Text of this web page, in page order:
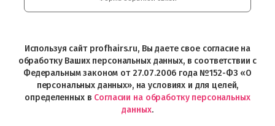
Интернет-
Telegram
Используя сайт profhairs.ru, Вы даете свое согласие на
обработку Ваших персональных данных, в соответствии с
Федеральным законом от 27.07.2006 года №152-ФЗ «О
персональных данных», на условиях и для целей,
определенных в Согласии на обработку персональных
данных.